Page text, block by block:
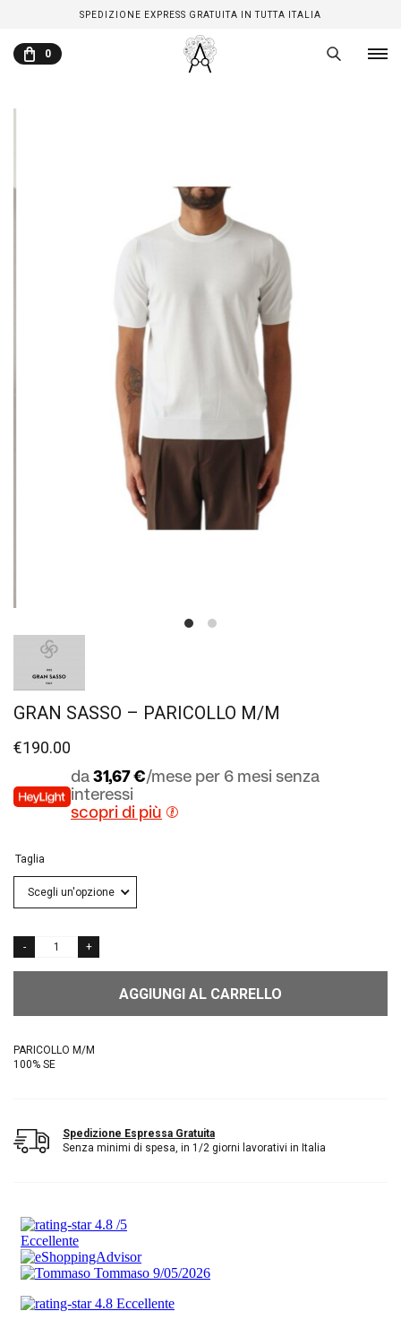
SPEDIZIONE EXPRESS GRATUITA IN TUTTA ITALIA
0
GRAN SASSO – PARICOLLO M/M
€190.00
da 31,67 €/mese per 6 mesi senza
interessi
scopri di più
Taglia
AGGIUNGI AL CARRELLO
PARICOLLO M/M
100% SE
Spedizione Espressa Gratuita
Senza minimi di spesa, in 1/2 giorni lavorativi in Italia